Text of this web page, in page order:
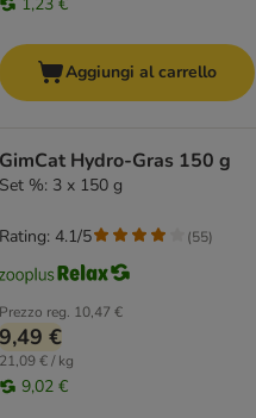
Aggiungi al carrello
GimCat Hydro-Gras 150 g
Set %: 3 x 150 g
Prezzo reg. 10,47 €
9,49 €
21,09 € / kg
9,02 €
Rating: 4.1/5 (55)